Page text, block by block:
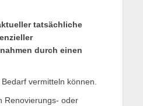
tatsächliche
durch einen
vermitteln können.
Renovierungs- oder